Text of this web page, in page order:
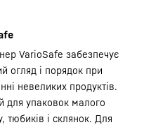
VarioSafe забезпечує
огляд і порядок при
невеликих продуктів.
для упаковок малого
тюбиків і склянок. Для